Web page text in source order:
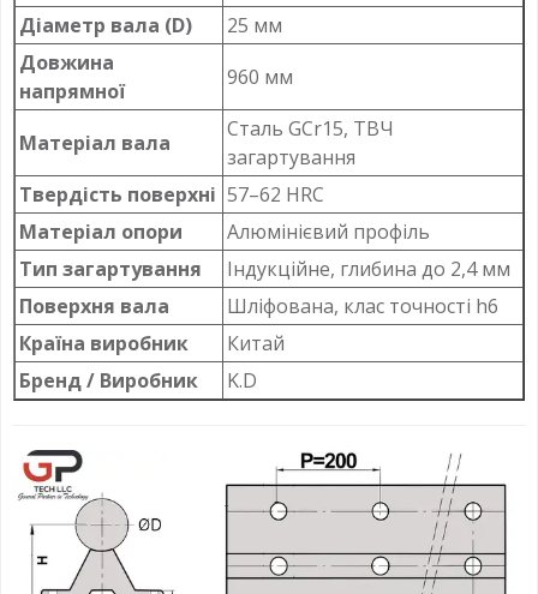
Діаметр вала (D)
25 мм
Довжина
напрямної
960 мм
Матеріал вала
Сталь GCr15, ТВЧ
загартування
Твердість поверхні 57–62 HRC
Матеріал опори
Алюмінієвий профіль
Тип загартування
Індукційне, глибина до 2,4 мм
Поверхня вала
Шліфована, клас точності h6
Країна виробник
Китай
Бренд / Виробник
K.D